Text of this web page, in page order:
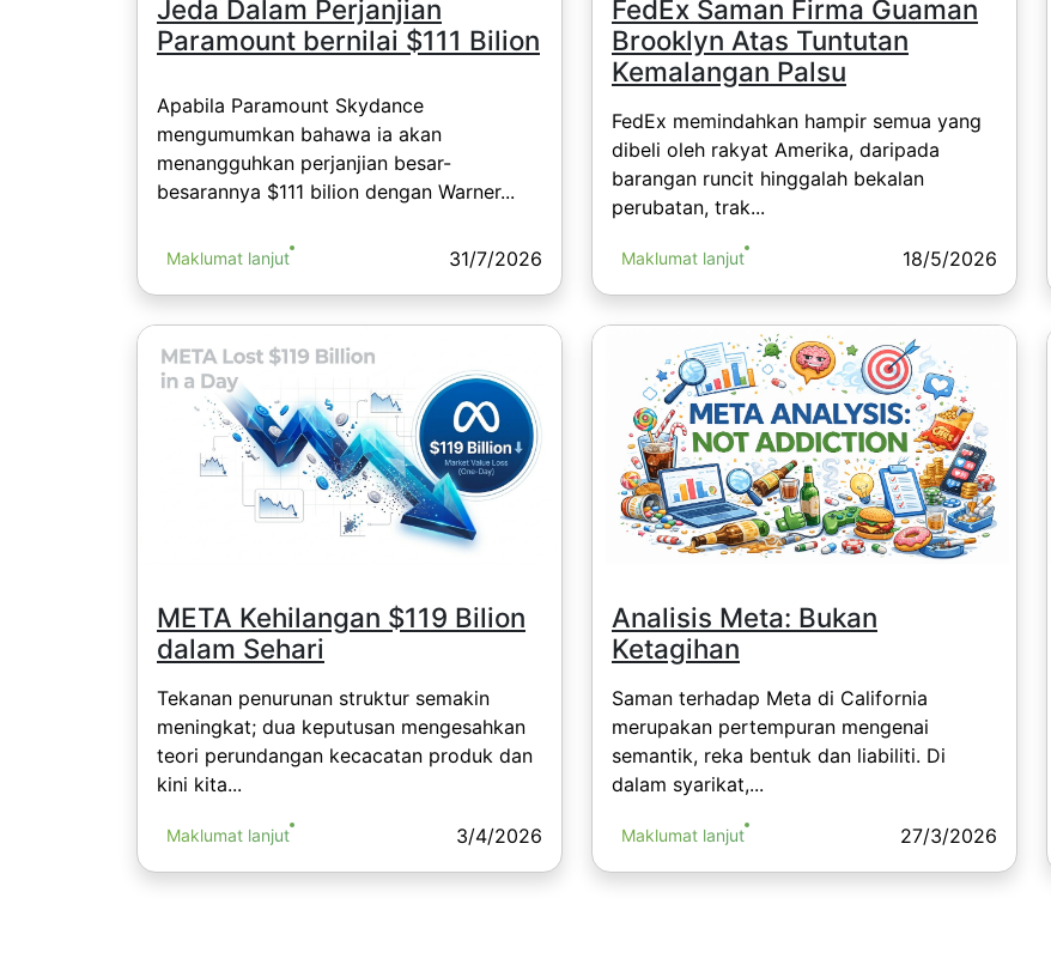
Jeda Dalam Perjanjian
Paramount bernilai $111 Bilion
Apabila Paramount Skydance
mengumumkan bahawa ia akan
menangguhkan perjanjian besar-
besarannya $111 bilion dengan Warner...
Maklumat lanjut 31/7/2026
FedEx Saman Firma Guaman
Brooklyn Atas Tuntutan
Kemalangan Palsu
FedEx memindahkan hampir semua yang
dibeli oleh rakyat Amerika, daripada
barangan runcit hinggalah bekalan
perubatan, trak...
Maklumat lanjut 18/5/2026
META Kehilangan $119 Bilion
dalam Sehari
Tekanan penurunan struktur semakin
meningkat; dua keputusan mengesahkan
teori perundangan kecacatan produk dan
kini kita...
Maklumat lanjut 3/4/2026
Analisis Meta: Bukan
Ketagihan
Saman terhadap Meta di California
merupakan pertempuran mengenai
semantik, reka bentuk dan liabiliti. Di
dalam syarikat,...
Maklumat lanjut 27/3/2026